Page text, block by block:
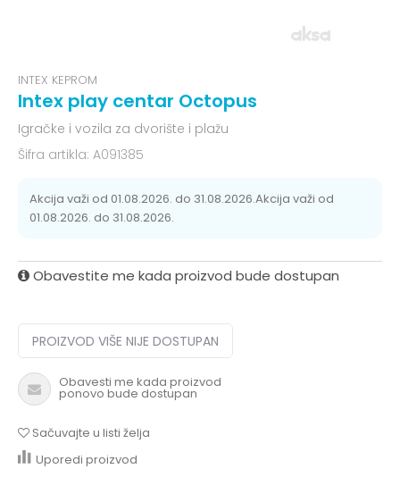
INTEX KEPROM
Intex play centar Octopus
Igračke i vozila za dvorište i plažu
Šifra artikla: A091385
Akcija važi od 01.08.2026. do 31.08.2026.Akcija važi od
01.08.2026. do 31.08.2026.
Obavestite me kada proizvod bude dostupan
PROIZVOD VIŠE NIJE DOSTUPAN
Obavesti me kada proizvod
ponovo bude dostupan
Sačuvajte u listi želja
Uporedi proizvod